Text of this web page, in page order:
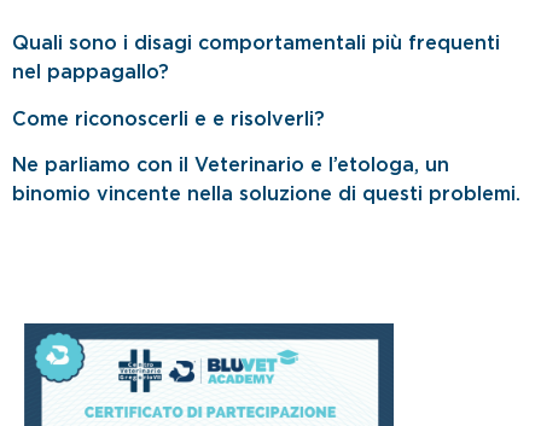
Quali sono i disagi comportamentali più frequenti
nel pappagallo?
Come riconoscerli e e risolverli?
Ne parliamo con il Veterinario e l’etologa, un
binomio vincente nella soluzione di questi problemi.